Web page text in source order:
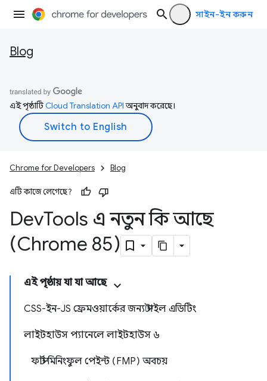
সাইন-ইন করুন
Blog
এই পৃষ্ঠাটিCloud Translation APIঅনুবাদ করেছে।
Chrome for Developers Blog
এটি কাজে লেগেছে?
DevTools এ নতুন কি আছে
(Chrome 85)
এই পৃষ্ঠায় যা যা আছে
CSS-ইন-JS ফ্রেমওয়ার্কের জন্য স্টাইল এডিটিং
লাইটহাউস প্যানেলে লাইটহাউস ৬
ফার্স্ট মিনিংফুল পেইন্ট (FMP) অবচয়